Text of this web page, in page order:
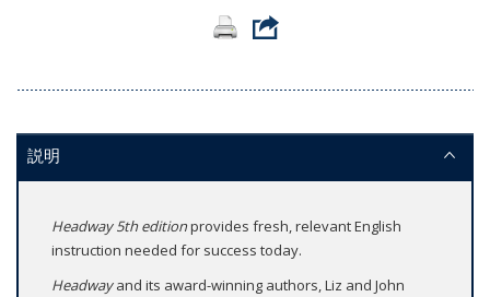
説明
Headway 5th editionprovides fresh, relevant English
instruction needed for success today.
Headwayand its award-winning authors, Liz and John